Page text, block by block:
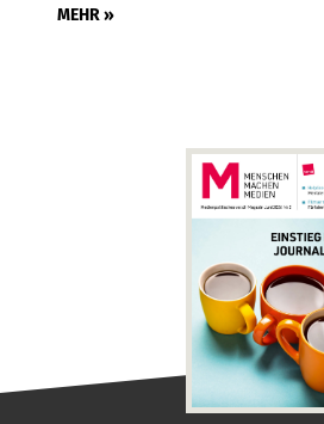
MEHR »
MMM - Menschen machen Medien